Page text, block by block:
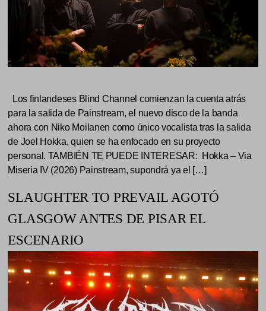
Los finlandeses Blind Channel comienzan la cuenta atrás
para la salida de Painstream, el nuevo disco de la banda
ahora con Niko Moilanen como único vocalista tras la salida
de Joel Hokka, quien se ha enfocado en su proyecto
personal. TAMBIÉN TE PUEDE INTERESAR: Hokka – Via
Miseria IV (2026) Painstream, supondrá ya el […]
SLAUGHTER TO PREVAIL AGOTÓ
GLASGOW ANTES DE PISAR EL
ESCENARIO